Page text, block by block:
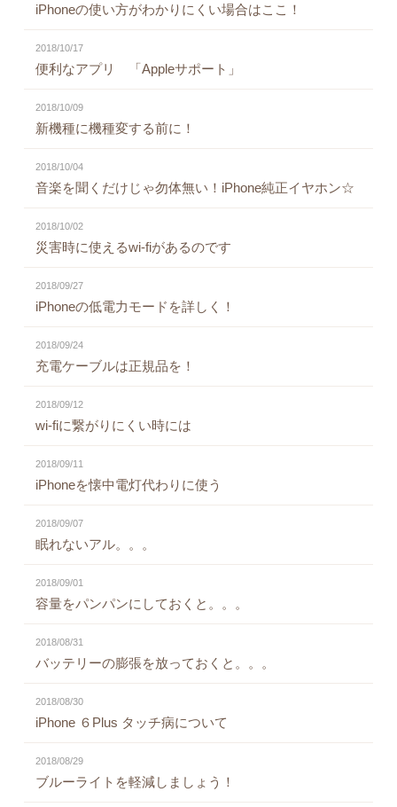
iPhoneの使い方がわかりにくい場合はここ！
2018/10/17
便利なアプリ 「Appleサポート」
2018/10/09
新機種に機種変する前に！
2018/10/04
音楽を聞くだけじゃ勿体無い！iPhone純正イヤホン☆
2018/10/02
災害時に使えるwi-fiがあるのです
2018/09/27
iPhoneの低電力モードを詳しく！
2018/09/24
充電ケーブルは正規品を！
2018/09/12
wi-fiに繋がりにくい時には
2018/09/11
iPhoneを懐中電灯代わりに使う
2018/09/07
眠れないアル。。。
2018/09/01
容量をパンパンにしておくと。。。
2018/08/31
バッテリーの膨張を放っておくと。。。
2018/08/30
iPhone ６Plus タッチ病について
2018/08/29
ブルーライトを軽減しましょう！